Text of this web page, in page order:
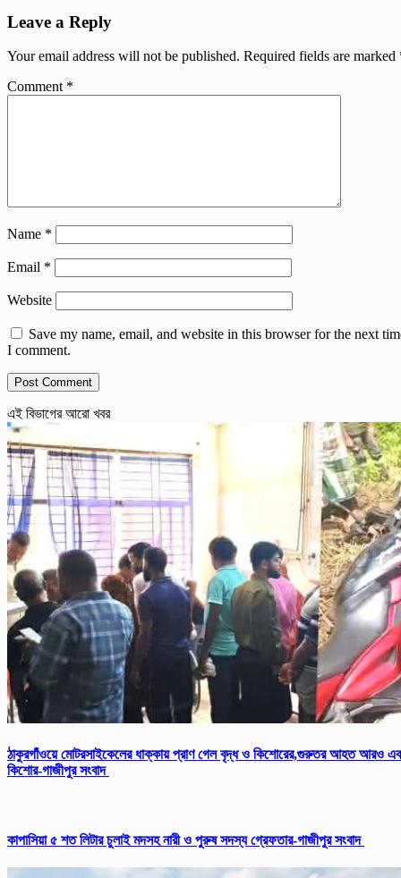
Leave a Reply
Your email address will not be published. Required fields are marked
Comment *
Name *
Email *
Website
Save my name, email, and website in this browser for the next
I comment.
এই বিভাগের আরো খবর
ঠাকুরগাঁওয়ে মোটরসাইকেলের ধাক্কায় প্রাণ গেল বৃদ্ধ ও কিশোরের,গুরুতর আহত আরও
কিশোর-গাজীপুর সংবাদ
কাপাসিয়া ৫ শত লিটার চুলাই মদসহ নারী ও পুরুষ সদস্য গ্রেফতার-গাজীপুর সংবাদ